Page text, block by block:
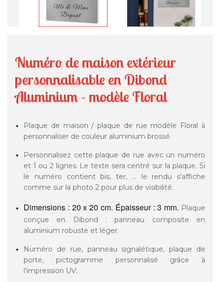
Numéro de maison extérieur
personnalisable en Dibond
Aluminium - modèle Floral
Plaque de maison / plaque de rue modèle Floral à
personnaliser de couleur aluminium brossé.
Personnalisez cette plaque de rue avec un numéro
et 1 ou 2 lignes. Le texte sera centré sur la plaque. Si
le numéro contient bis, ter, ... le rendu s'affiche
comme sur la photo 2 pour plus de visibilité.
Dimensions : 20 x 20 cm. Épaisseur : 3 mm. Plaque
conçue en Dibond : panneau composite en
aluminium robuste et léger.
Numéro de rue, panneau signalétique, plaque de
porte, pictogramme personnalisé grâce à
l'impression UV.